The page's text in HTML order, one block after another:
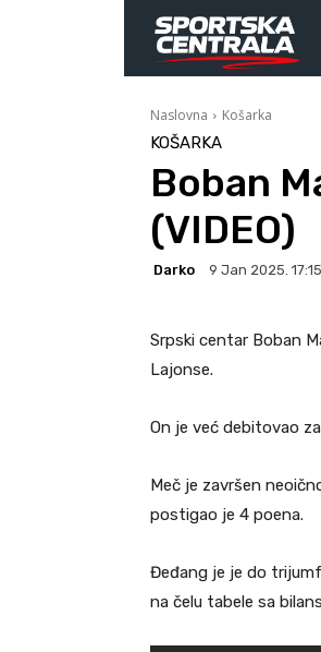
Naslovna Košarka
KOŠARKA
Boban
(VIDEO)
Darko 9 Jan 2025. 17:15
Srpski centar Boban
Lajonse.
On je već debitovao
Meč je završen
postigao je 4 poena.
Đeđang je je do
na čelu tabele sa